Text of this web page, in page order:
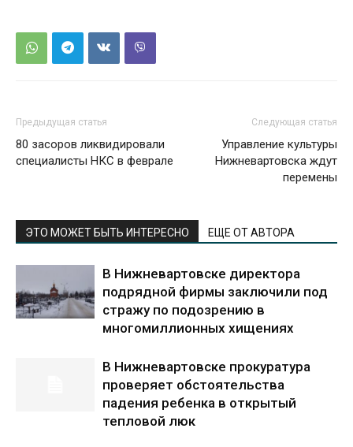
Предыдущая статья
80 засоров ликвидировали
специалисты НКС в феврале
Следующая статья
Управление культуры
Нижневартовска ждут
перемены
ЭТО МОЖЕТ БЫТЬ ИНТЕРЕСНО ЕЩЕ ОТ АВТОРА
В Нижневартовске директора
подрядной фирмы заключили под
стражу по подозрению в
многомиллионных хищениях
В Нижневартовске прокуратура
проверяет обстоятельства
падения ребенка в открытый
тепловой люк